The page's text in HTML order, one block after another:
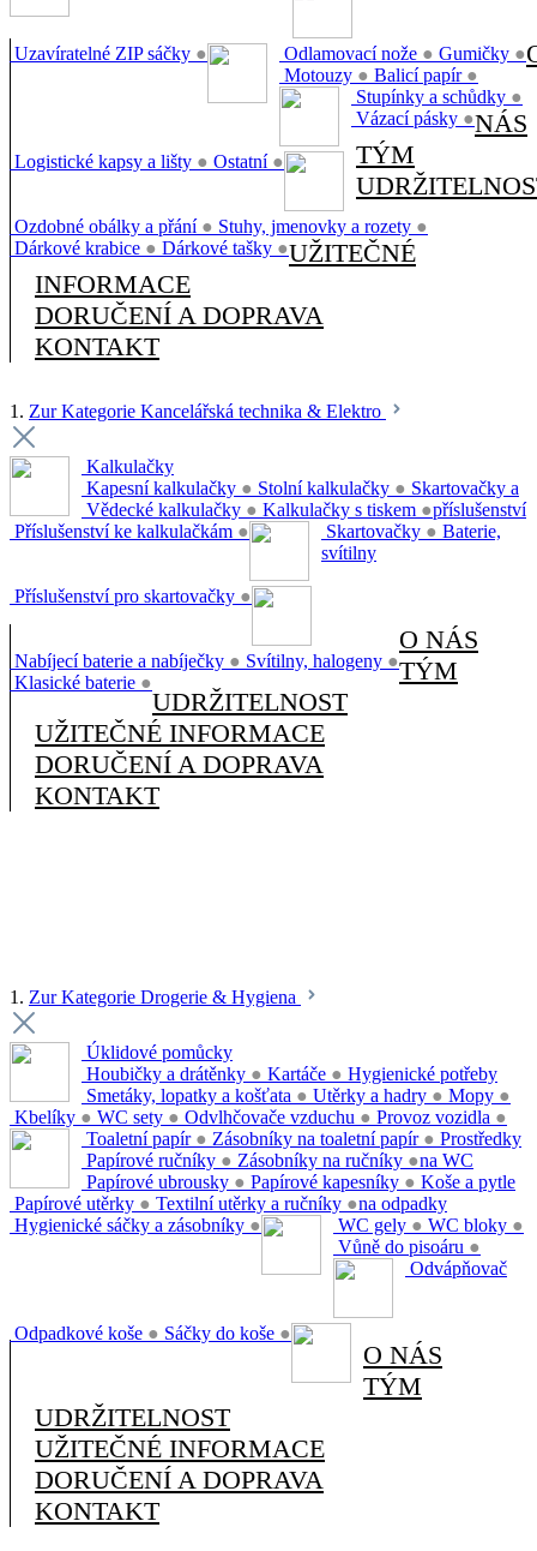
Uzavíratelné ZIP sáčky ● Odlamovací nože ● Gumičky ●
Motouzy ● Balicí papír ●
Stupínky a schůdky ●
Vázací pásky ●
Logistické kapsy a lišty ● Ostatní ●
Ozdobné obálky a přání ● Stuhy, jmenovky a rozety ●
Dárkové krabice ● Dárkové tašky ●
NÁS
TÝM
UŽITEČNÉ
INFORMACE
DORUČENÍ A DOPRAVA
KONTAKT
1. Zur Kategorie Kancelářská technika & Elektro
Kalkulačky
Kapesní kalkulačky ● Stolní kalkulačky ●
Vědecké kalkulačky ● Kalkulačky s tiskem ●
Příslušenství ke kalkulačkám ●
Skartovačky a
příslušenství
Skartovačky ●
Příslušenství pro skartovačky ●
Baterie,
svítilny
Nabíjecí baterie a nabíječky ● Svítilny, halogeny ●
Klasické baterie ●
O NÁS
TÝM
UDRŽITELNOST
UŽITEČNÉ INFORMACE
DORUČENÍ A DOPRAVA
KONTAKT
1. Zur Kategorie Drogerie & Hygiena
Úklidové pomůcky
Houbičky a drátěnky ● Kartáče ●
Smetáky, lopatky a košťata ● Utěrky a hadry ● Mopy ●
Kbelíky ● WC sety ● Odvlhčovače vzduchu ● Provoz vozidla ●
Hygienické potřeby
Toaletní papír ● Zásobníky na toaletní papír ●
Papírové ručníky ● Zásobníky na ručníky ●
Papírové ubrousky ● Papírové kapesníky ●
Papírové utěrky ● Textilní utěrky a ručníky ●
Hygienické sáčky a zásobníky ●
Prostředky
na WC
WC gely ● WC bloky ●
Vůně do pisoáru ●
Koše a pytle
na odpadky
Odpadkové koše ● Sáčky do koše ●
Odvápňovač
O NÁS
TÝM
UDRŽITELNOST
UŽITEČNÉ INFORMACE
DORUČENÍ A DOPRAVA
KONTAKT